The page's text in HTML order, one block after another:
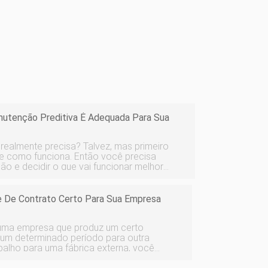
Preditiva É Adequada Para Sua
precisa? Talvez, mas primeiro
como funciona. Então você precisa
e decidir o que vai funcionar melhor
Contrato Certo Para Sua Empresa
empresa que produz um certo
determinado período para outra
para uma fábrica externa, você